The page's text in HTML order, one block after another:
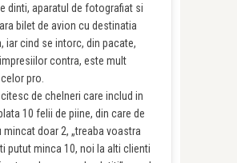
dinti, aparatul de fotografiat si
bilet de avion cu destinatia
iar cind se intorc, din pacate,
contra, este mult
pro.
de chelneri care includ in
10 felii de piine, din care de
mincat doar 2, „treaba voastra
putut minca 10, noi la alti clienti